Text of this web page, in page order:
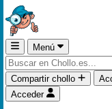
Menú
Compartir chollo
Acceder